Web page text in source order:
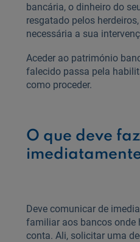
bancária, o dinheiro do
resgatado pelos
necessária a sua
Aceder ao património
falecido passa pela
como proceder.
O que deve
Deve comunicar de
familiar aos bancos onde
conta. Ali, solicitar uma